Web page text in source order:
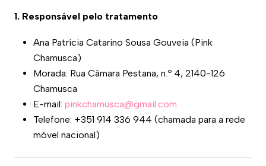
1. Responsável pelo tratamento
Ana Patrícia Catarino Sousa Gouveia (Pink
Chamusca)
Morada: Rua Câmara Pestana, n.º 4, 2140-126
Chamusca
E-mail: pinkchamusca@gmail.com
Telefone: +351 914 336 944 (chamada para a rede
móvel nacional)